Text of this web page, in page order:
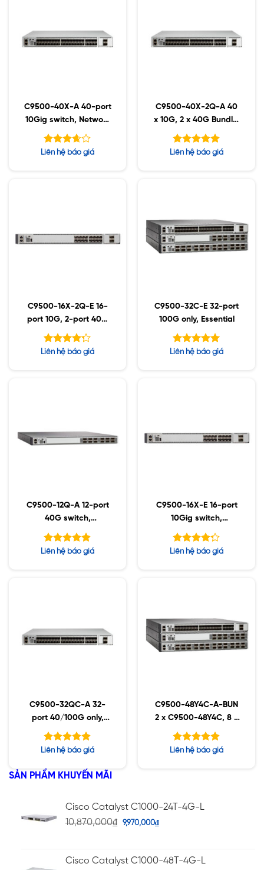
C9500-40X-A 40-port
10Gig switch, Network
Advantage
Được
Liên hệ báo giá
C9500-40X-2Q-A 40
x 10G, 2 x 40G Bundle,
Network Advantage
Được xếp
Liên hệ báo giá
C9500-16X-2Q-E 16-
port 10G, 2-port 40G
switch
Được xếp
Liên hệ báo giá
C9500-32C-E 32-port
100G only, Essential
Được xếp
Liên hệ báo giá
C9500-12Q-A 12-port
40G switch,
Advantage
Được xếp
Liên hệ báo giá
C9500-16X-E 16-port
10Gig switch,
Essentials
Được xếp
Liên hệ báo giá
C9500-32QC-A 32-
port 40/100G only,
Advantage
Được xếp
5 sao
Liên hệ báo giá
C9500-48Y4C-A-BUN
2 x C9500-48Y4C, 8 x
QSFP-40/100-SRBD
Được xếp
Liên hệ báo giá
SẢN PHẨM KHUYẾN MÃI
Cisco Catalyst C1000-24T-4G-L
10,870,000₫ 9,970,000₫
Cisco Catalyst C1000-48T-4G-L